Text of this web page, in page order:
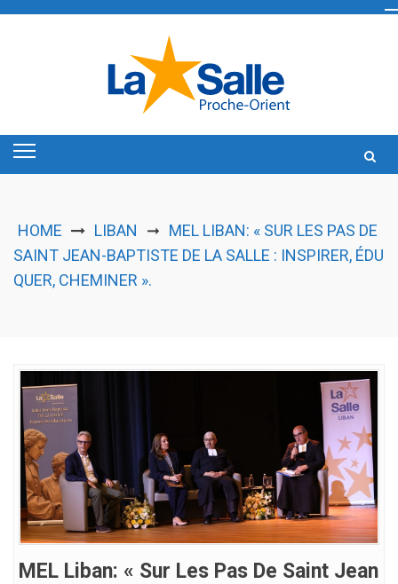
HOME LIBAN ➞ MEL LIBAN: « SUR LES PAS DE
SAINT JEAN-BAPTISTE DE LA SALLE : INSPIRER, ÉDU
QUER, CHEMINER ».
MEL Liban: « Sur Les Pas De Saint Jean